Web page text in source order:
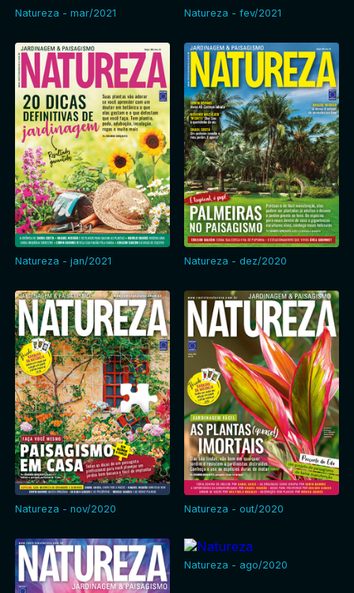
Natureza - mar/2021 Natureza - fev/2021
Natureza - jan/2021 Natureza - dez/2020
Natureza - nov/2020 Natureza - out/2020
Natureza - ago/2020